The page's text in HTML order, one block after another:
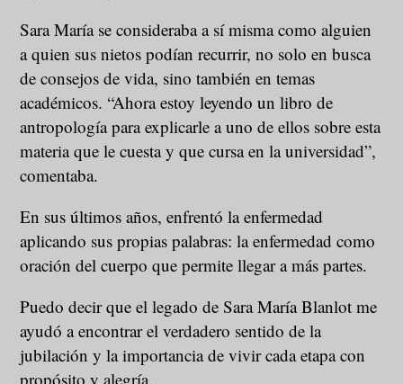
Sara María se consideraba a sí misma como alguien
a quien sus nietos podían recurrir, no solo en busca
de consejos de vida, sino también en temas
académicos. “Ahora estoy leyendo un libro de
antropología para explicarle a uno de ellos sobre esta
materia que le cuesta y que cursa en la universidad”,
comentaba.
En sus últimos años, enfrentó la enfermedad
aplicando sus propias palabras: la enfermedad como
oración del cuerpo que permite llegar a más partes.
Puedo decir que el legado de Sara María Blanlot me
ayudó a encontrar el verdadero sentido de la
jubilación y la importancia de vivir cada etapa con
propósito y alegría.